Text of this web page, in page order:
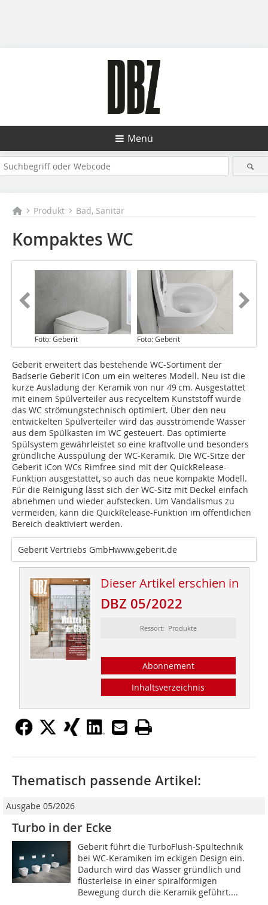
Menü
Produkt Bad, Sanitär
Kompaktes WC
Foto: Geberit Foto: Geberit
Geberit erweitert das bestehende WC-Sortiment der
Badserie Geberit iCon um ein weiteres Modell. Neu ist die
kurze Ausladung der Keramik von nur 49 cm. Ausgestattet
mit einem Spülverteiler aus recyceltem Kunststoff wurde
das WC strömungstechnisch optimiert. Über den neu
entwickelten Spülverteiler wird das ausströmende Wasser
aus dem Spülkasten im WC gesteuert. Das optimierte
Spülsystem gewährleistet so eine kraftvolle und besonders
gründliche Ausspülung der WC-Keramik. Die WC-Sitze der
Geberit iCon WCs Rimfree sind mit der QuickRelease-
Funktion ausgestattet, so auch das neue kompakte Modell.
Für die Reinigung lässt sich der WC-Sitz mit Deckel einfach
abnehmen und wieder aufstecken. Um Vandalismus zu
vermeiden, kann die Quick­Release-Funktion im öffentlichen
Bereich deaktiviert werden.
Geberit Vertriebs GmbHwww.geberit.de
Dieser Artikel erschien in
DBZ 05/2022
Ressort: Produkte
Abonnement
Inhaltsverzeichnis
Thematisch passende Artikel:
Ausgabe 05/2026
Turbo in der Ecke
Geberit führt die TurboFlush-Spültechnik
bei WC-Keramiken im eckigen Design ein.
Dadurch wird das Wasser gründlich und
flüsterleise in einer spiralförmigen
Bewegung durch die Keramik geführt....